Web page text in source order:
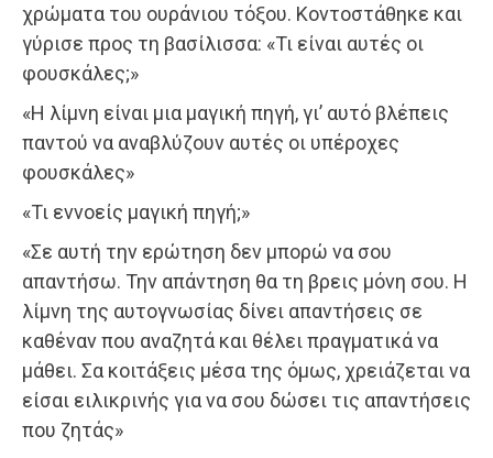
χρώματα του ουράνιου τόξου. Κοντοστάθηκε και
γύρισε προς τη βασίλισσα: «Τι είναι αυτές οι
φουσκάλες;»
«Η λίμνη είναι μια μαγική πηγή, γι’ αυτό βλέπεις
παντού να αναβλύζουν αυτές οι υπέροχες
φουσκάλες»
«Τι εννοείς μαγική πηγή;»
«Σε αυτή την ερώτηση δεν μπορώ να σου
απαντήσω. Την απάντηση θα τη βρεις μόνη σου. Η
λίμνη της αυτογνωσίας δίνει απαντήσεις σε
καθέναν που αναζητά και θέλει πραγματικά να
μάθει. Σα κοιτάξεις μέσα της όμως, χρειάζεται να
είσαι ειλικρινής για να σου δώσει τις απαντήσεις
που ζητάς»